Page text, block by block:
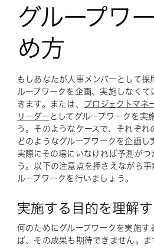
グループワ
め方
もしあなたが人事メンバーとして
ループワークを企画、実施しなく
きます。または、
プロジェクトマネ
リーダー としてグループワークを実
う。そのようなケースで、それぞ
どのようなグループワークを企画し
実際にその場にいなければ予測がつ
う。以下の注意点を押さえながら
ループワークを行いましょう。
実施する目的を理解す
何のためにグループワークを実施す
ば、その成果も期待できません。